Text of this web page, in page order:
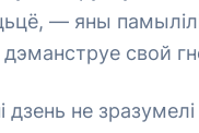
— яны
свой
не зразумелі